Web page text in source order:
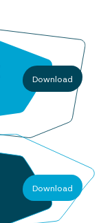
Download
Download